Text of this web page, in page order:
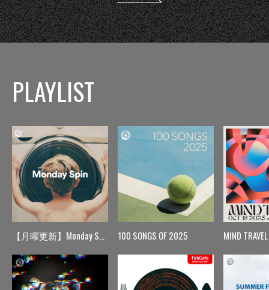
PLAYLIST
【月曜更新】Monday Spin 100 SONGS OF 2025 MIND TRAVEL